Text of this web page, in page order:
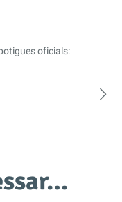
oficials: